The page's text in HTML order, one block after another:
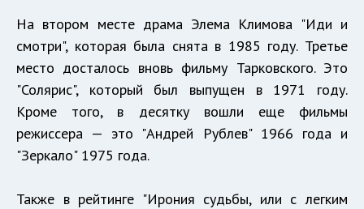
На втором месте драма Элема Климова "Иди и
смотри", которая была снята в 1985 году. Третье
место досталось вновь фильму Тарковского. Это
"Солярис", который был выпущен в 1971 году.
Кроме того, в десятку вошли еще фильмы
режиссера — это "Андрей Рублев" 1966 года и
"Зеркало" 1975 года.
Также в рейтинге "Ирония судьбы, или с легким